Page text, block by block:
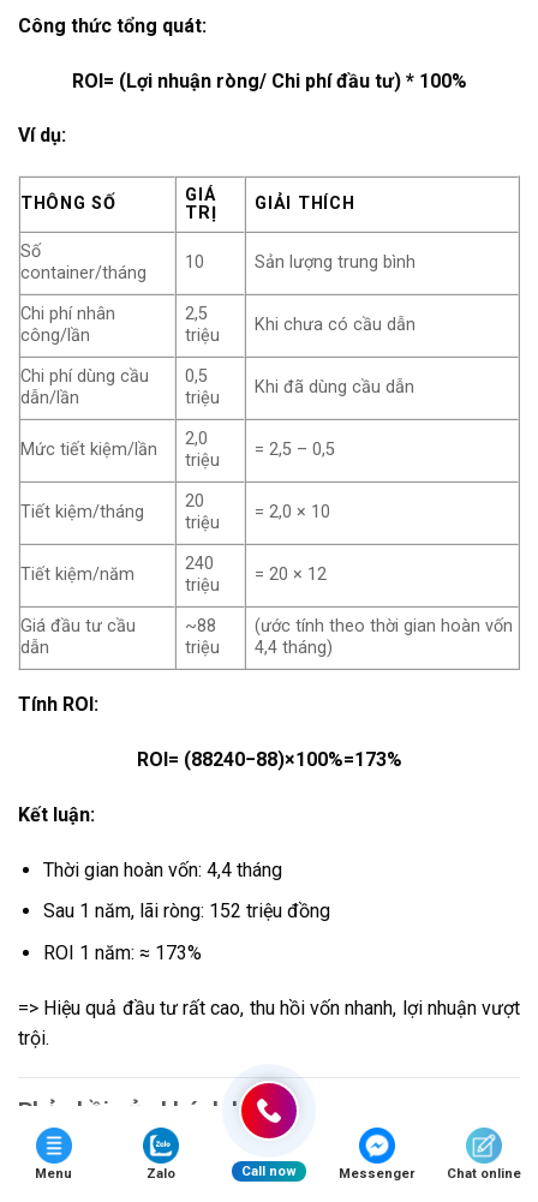
Công thức tổng quát:
ROI= (Lợi nhuận ròng/ Chi phí đầu tư) * 100%
Ví dụ:
THÔNG SỐ
GIÁ
TRỊ
GIẢI THÍCH
Số
container/tháng
10 Sản lượng trung bình
Chi phí nhân
công/lần
2,5
triệu
Khi chưa có cầu dẫn
Chi phí dùng cầu
dẫn/lần
0,5
triệu
Khi đã dùng cầu dẫn
Mức tiết kiệm/lần
2,0
triệu
= 2,5 – 0,5
Tiết kiệm/tháng
20
triệu
= 2,0 × 10
Tiết kiệm/năm
240
triệu
= 20 × 12
Giá đầu tư cầu
dẫn
~88
triệu
(ước tính theo thời gian hoàn vốn
4,4 tháng)
Tính ROI:
ROI= (88240−88​)×100%=173%
Kết luận:
Thời gian hoàn vốn: 4,4 tháng
Sau 1 năm, lãi ròng: 152 triệu đồng
ROI 1 năm: ≈ 173%
=> Hiệu quả đầu tư rất cao, thu hồi vốn nhanh, lợi nhuận vượt
trội.
Phản hồi của khách hàng
Logistics Vân Anh – Hà Nội
Menu Zalo Call now Messenger Chat online